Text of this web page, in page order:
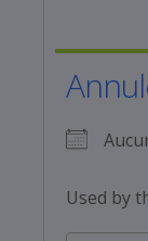
Used by